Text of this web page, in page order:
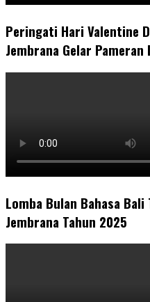
Peringati Hari Valentine
Jembrana Gelar Pameran
Lomba Bulan Bahasa
Jembrana Tahun 2025